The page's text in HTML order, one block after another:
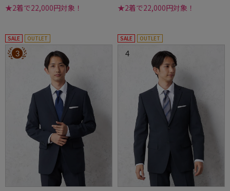
★2着で22,000円対象！ ★2着で22,000円対象！
SALE OUTLET
3
SALE OUTLET
4